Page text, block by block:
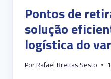
Pontos de
solução
logística do
PorRafael Brettas Sesto